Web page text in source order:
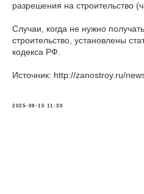
разрешения на строительство
Случаи, когда не нужно
строительство, установлены
кодекса РФ.
Источник: http://zanostroy.ru/
2025-08-15 11:30